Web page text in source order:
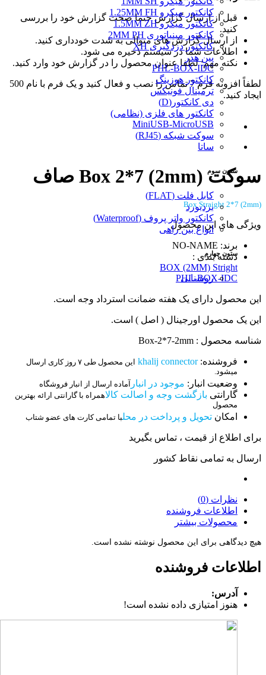
کانکتور میکرو 1.25MM FH
کانکتور میکرو 1.5MM ZH
کانکتور مینیاتوری 2MM PH
کانکتور دزدگیری XH
پین هدر
PHL-BOX-IDC
کانکتور هوزینگ
ترمینال فونیکس
دی کانکتور(D)
کانکتور های فلزی (نظامی)
MiniUSB-MicroUSB
سوکت شبکه (RJ45)
ساتا
ستون سوم
کابل فلت (FLAT)
بردبورد
کانکتور واتر پروف (Waterproof)
انواع بین راهی
ستون چهارم
روشنایی
قبل از ارسال گزارش حتما صحت گزارش خود را بررسی
کنید.
از ارسال گزارش های متوالی به شدت خودداری کنید.
اطلاعات شما در سیستم ذخیره می شود.
نکته مهم: لطفا عنوان محصول را در گزارش خود وارد کنید.
لطفاً افزونه فرم 7 تماس را نصب و فعال کنید و یک فرم با نام 500
ایجاد کنید.
سوکت Box 2*7 (2mm) صاف
Box Straight 2*7 (2mm)
ویژگی های این محصول
برند: NO-NAME
دسته بندی :
BOX (2MM) Stright
PHL-BOX-IDC
این محصول دارای یک هفته ضمانت استرداد وجه است.
این یک محصول اورجینال ( اصل ) است.
شناسه محصول : Box-2*7-2mm
فروشنده:khalij connector این محصول طی ۷ روز کاری ارسال
میشود.
وضعیت انبار: موجود در انبار آماده ارسال از انبار فروشگاه
گارانتی بازگشت وجه و اصالت کالاهمراه با گارانتی ارائه بهترین
محصول
امکان تحویل و پرداخت در محلبا تمامی کارت های عضو شتاب
برای اطلاع از قیمت ، تماس بگیرید
ارسال به تمامی نقاط کشور
نظرات (0)
اطلاعات فروشنده
محصولات بیشتر
هیچ دیدگاهی برای این محصول نوشته نشده است.
اطلاعات فروشنده
آدرس:
هنوز امتیازی داده نشده است!